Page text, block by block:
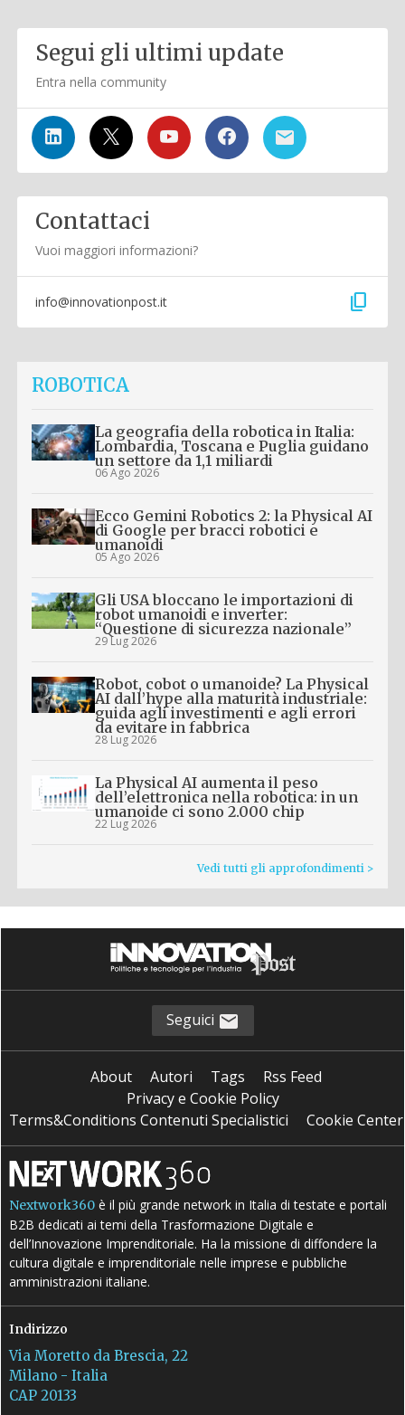
Segui gli ultimi update
Entra nella community
Contattaci
Vuoi maggiori informazioni?
info@innovationpost.it content_copy
ROBOTICA
La geografia della robotica in Italia:
Lombardia, Toscana e Puglia guidano
un settore da 1,1 miliardi
06 Ago 2026
Ecco Gemini Robotics 2: la Physical AI
di Google per bracci robotici e
umanoidi
05 Ago 2026
Gli USA bloccano le importazioni di
robot umanoidi e inverter:
“Questione di sicurezza nazionale”
29 Lug 2026
Robot, cobot o umanoide? La Physical
AI dall’hype alla maturità industriale:
guida agli investimenti e agli errori
da evitare in fabbrica
28 Lug 2026
La Physical AI aumenta il peso
dell’elettronica nella robotica: in un
umanoide ci sono 2.000 chip
22 Lug 2026
Vedi tutti gli approfondimenti >
Seguici
About Autori Tags
Rss Feed
Privacy e Cookie Policy
Terms&Conditions Contenuti Specialistici
Cookie Center
Nextwork360 è il più grande network in Italia di testate e portali
B2B dedicati ai temi della Trasformazione Digitale e
dell’Innovazione Imprenditoriale. Ha la missione di diffondere la
cultura digitale e imprenditoriale nelle imprese e pubbliche
amministrazioni italiane.
Indirizzo
Via Moretto da Brescia, 22
Milano - Italia
CAP 20133